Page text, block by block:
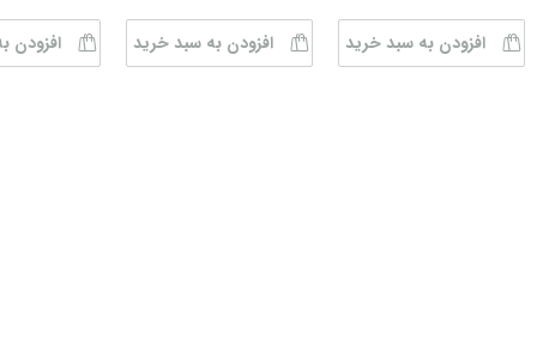
افزودن به سبد خرید افزودن به سبد خرید افزودن